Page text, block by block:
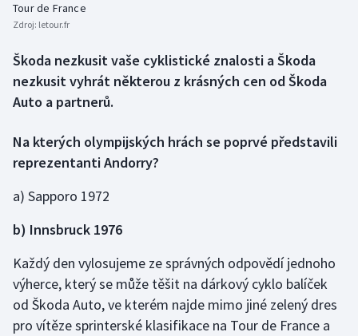
Box
Curling
Dostihy
Futsal
Golf
Házená
Jezdectví
Tour de France
Zdroj: letour.fr
Škoda nezkusit vaše cyklistické znalosti a Škoda
nezkusit vyhrát některou z krásných cen od Škoda
Auto a partnerů.
Na kterých olympijských hrách se poprvé představili
reprezentanti Andorry?
a) Sapporo 1972
b) Innsbruck 1976
Každý den vylosujeme ze správných odpovědí jednoho
výherce, který se může těšit na dárkový cyklo balíček
od Škoda Auto, ve kterém najde mimo jiné zelený dres
pro vítěze sprinterské klasifikace na Tour de France a